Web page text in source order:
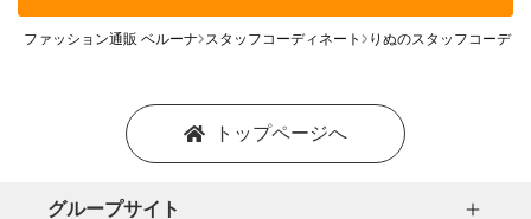
ファッション通販 ベルーナ スタッフコーディネート りぬのスタッフコーディ
トップページへ
グループサイト